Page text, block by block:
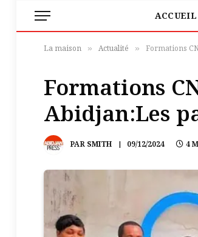
ACCUEIL
La maison » Actualité » Formations
Formations
Abidjan:Les
PAR SMITH 09/12/2024 4